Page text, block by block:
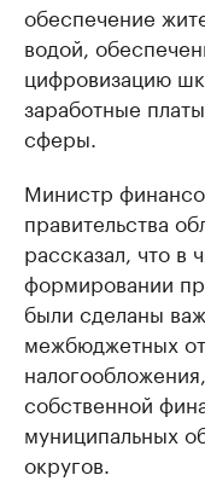
обеспечение
водой,
цифровизацию
заработные
сферы.
Министр
правительства
рассказал, что в
формировании
были сделаны
межбюджетных
собственной
муниципальных
округов.